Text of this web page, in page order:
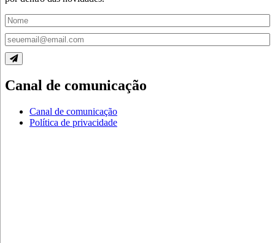
Canal de comunicação
Canal de comunicação
Política de privacidade